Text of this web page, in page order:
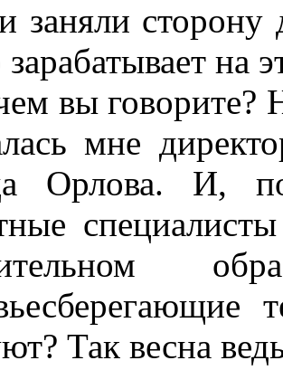
заняли
на
вы говорите?
мне
Орлова. И,
Так весна